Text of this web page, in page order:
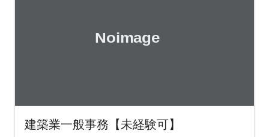
建築業一般事務【未経験可】